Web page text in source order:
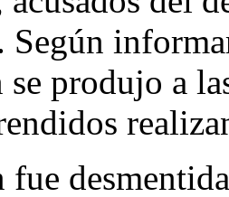
Según
se produjo a
fue